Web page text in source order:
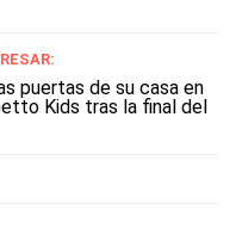
puertas de su casa en
Kids tras la final del